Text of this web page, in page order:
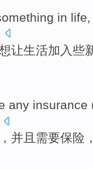
in life
让生活加入 些
any insurance
并且 需要保险